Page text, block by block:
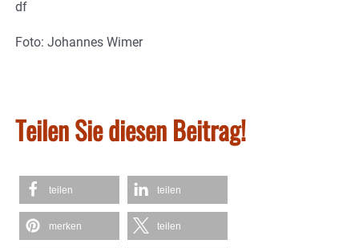
df
Foto: Johannes Wimer
Teilen Sie diesen Beitrag!
teilen teilen
merken teilen